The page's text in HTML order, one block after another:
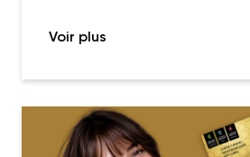
Voir plus